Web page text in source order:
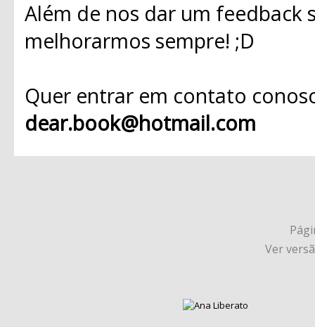
Além de nos dar um
melhorarmos sempre! ;D
Quer entrar em contato
dear.book@hotmail.com
Ver